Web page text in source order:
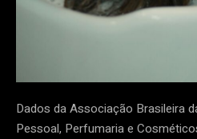
Dados da Associação Brasileira
Pessoal, Perfumaria e